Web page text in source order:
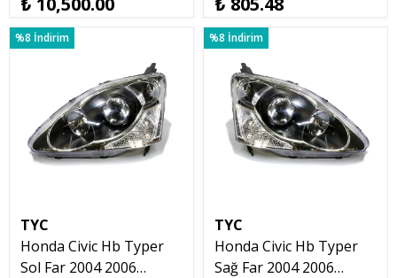
%8 İndirim
TYC
Honda Civic Hb Typer
Sol Far 2004 2006
%8 İndirim
TYC
Honda Civic Hb Typer
Sağ Far 2004 2006